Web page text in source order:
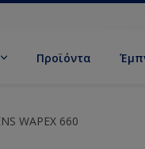
Προϊόντα
WAPEX 660